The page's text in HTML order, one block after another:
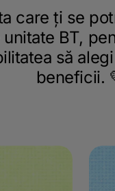
care ți se
BT,
să
beneficii.